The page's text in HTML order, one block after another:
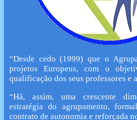
“Desde cedo (1999) que o
projetos Europeus, com o
qualificação dos seus professores e
“Há, assim, uma crescente
estratégia do agrupamento,
contrato de autonomia e reforçada